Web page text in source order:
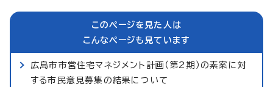
このページを見た人は
こんなページも見ています
広島市市営住宅マネジメント計画（第2期）の素案に対
する市民意見募集の結果について